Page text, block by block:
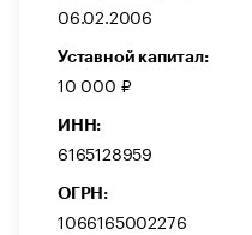
06.02.2006
Уставной капитал:
10 000 ₽
ИНН:
6165128959
ОГРН:
1066165002276